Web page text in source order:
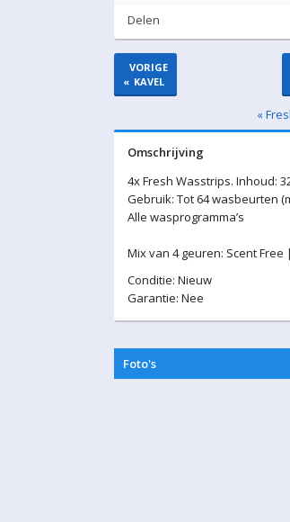
Delen
«
VORIGE
KAVEL
«
Omschrijving
4x Fresh Wasstrips. Inhoud:
Gebruik: Tot 64 wasbeurten
Alle wasprogramma’s
Mix van 4 geuren: Scent
Conditie: Nieuw
Garantie: Nee
Foto's